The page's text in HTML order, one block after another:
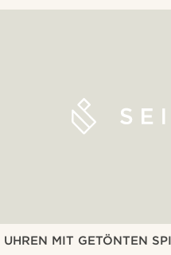
UHREN MIT GETÖNTEN